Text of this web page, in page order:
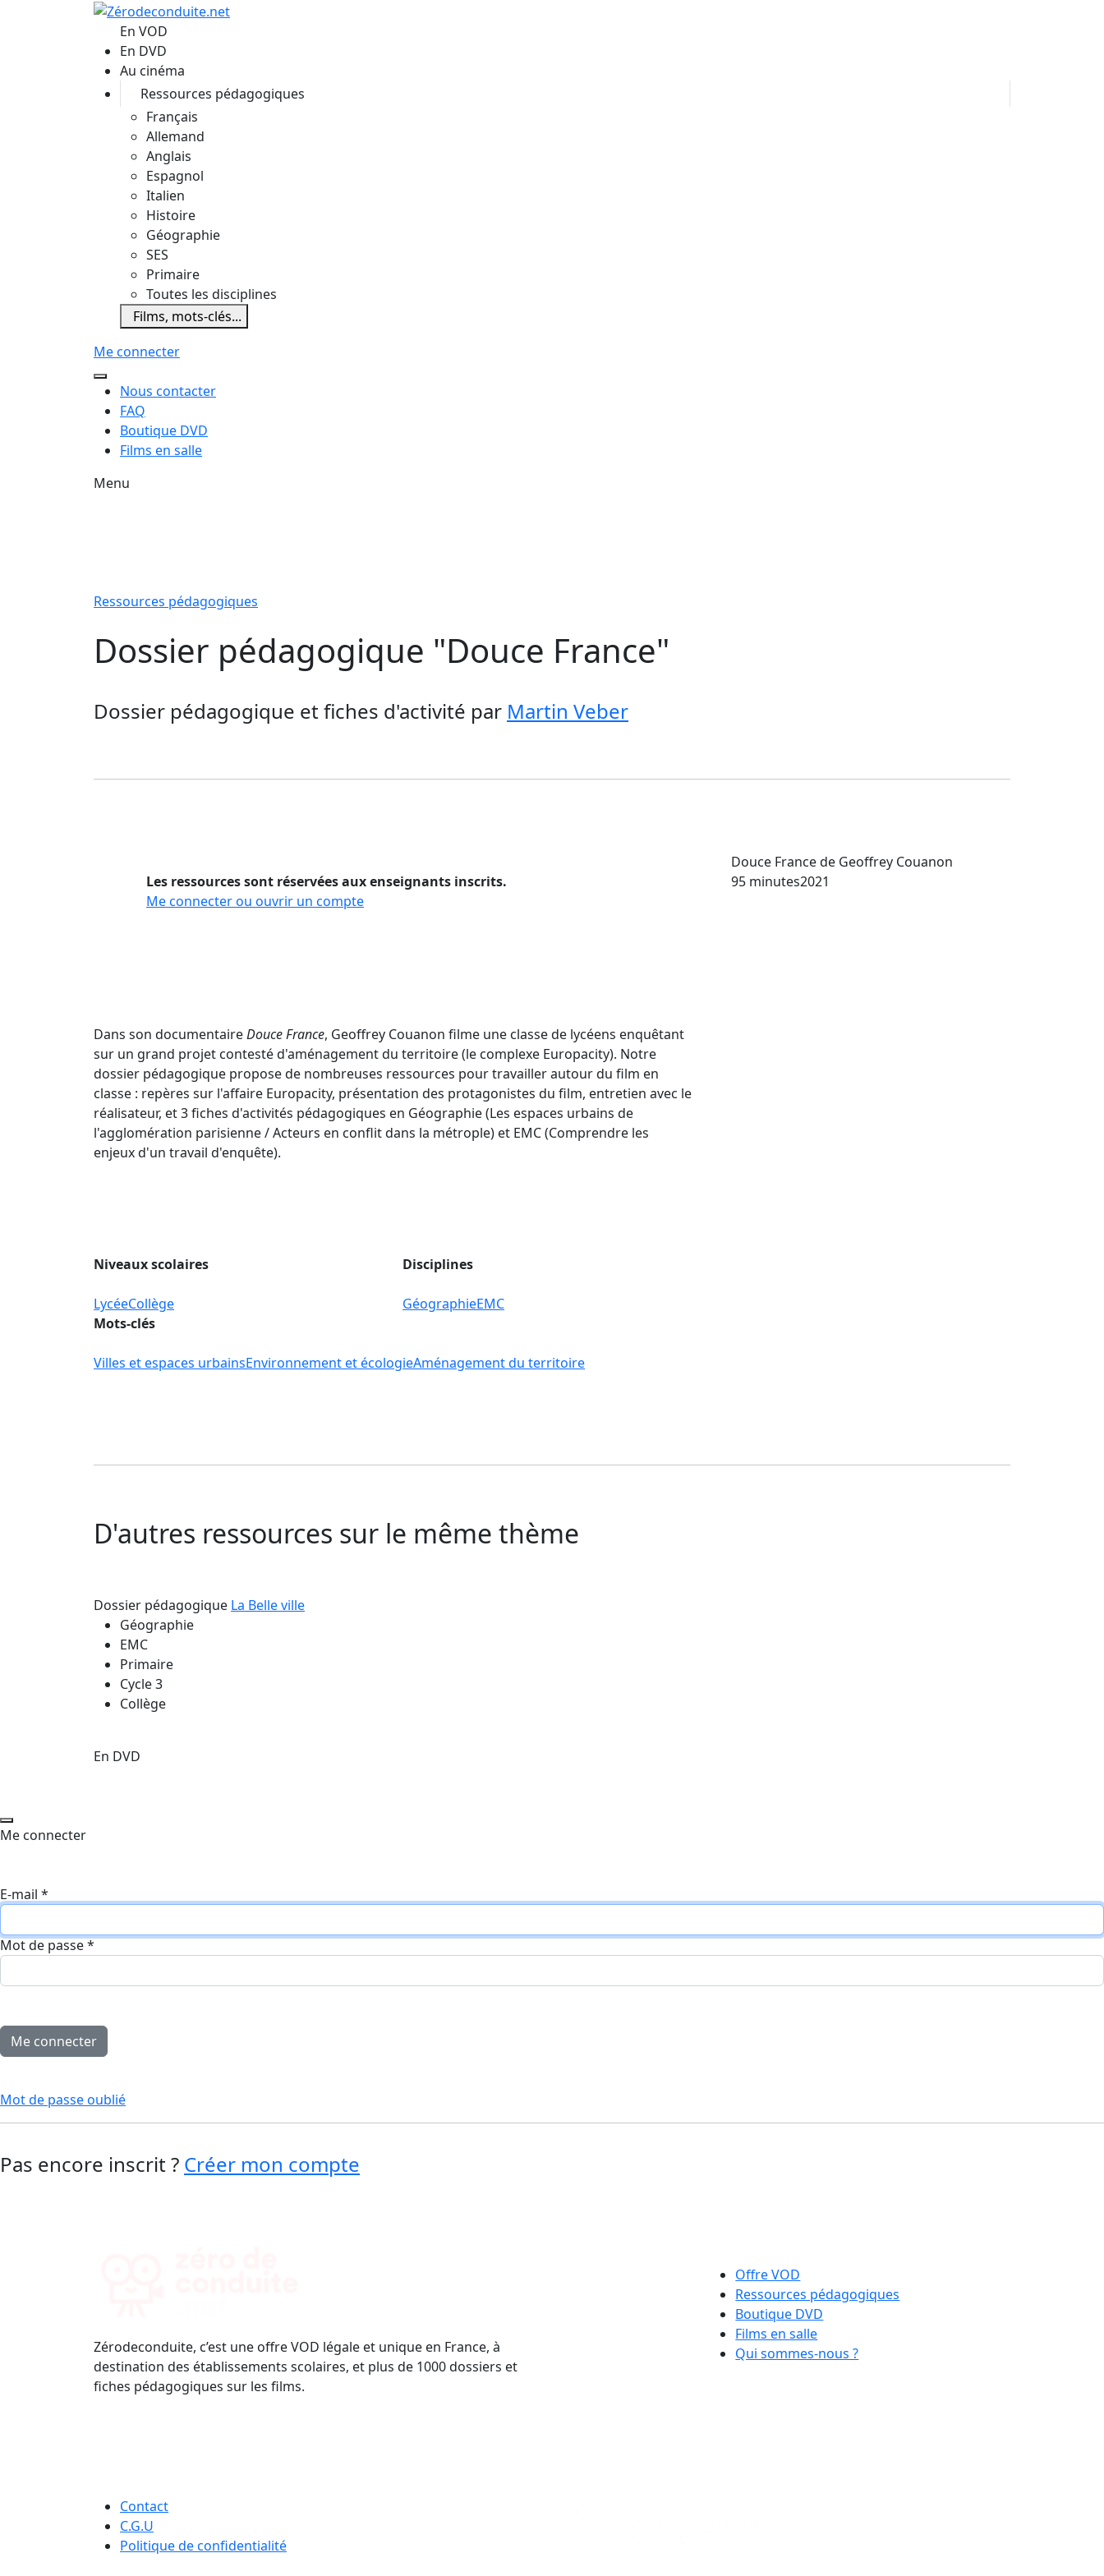
Aller au contenu principal
En VOD
En DVD
Au cinéma
Ressources pédagogiques
Français
Allemand
Anglais
Espagnol
Italien
Histoire
Géographie
SES
Primaire
Toutes les disciplines
Films, mots-clés...
Me connecter
Nous contacter
FAQ
Boutique DVD
Films en salle
Menu
Ressources pédagogiques
Dossier pédagogique "Douce France"
Dossier pédagogique et fiches d'activité par Martin Veber
Les ressources sont réservées aux enseignants inscrits.
Me connecter ou ouvrir un compte
Dans son documentaireDouce France, Geoffrey Couanon filme une classe de lycéens enquêtant
sur un grand projet contesté d'aménagement du territoire (le complexe Europacity). Notre
dossier pédagogique propose de nombreuses ressources pour travailler autour du film en
classe : repères sur l'affaire Europacity, présentation des protagonistes du film, entretien avec le
réalisateur, et 3 fiches d'activités pédagogiques en Géographie (Les espaces urbains de
l'agglomération parisienne / Acteurs en conflit dans la métrople) et EMC (Comprendre les
enjeux d'un travail d'enquête).
Niveaux scolaires
LycéeCollège
Disciplines
GéographieEMC
Mots-clés
Villes et espaces urbainsEnvironnement et écologieAménagement du territoire
Douce Francede Geoffrey Couanon
95 minutes2021
D'autres ressources sur le même thème
Dossier pédagogique La Belle ville
Géographie
EMC
Primaire
Cycle 3
Collège
En DVD
Me connecter
E-mail *
Mot de passe*
Mot de passe oublié
Pas encore inscrit ? Créer mon compte
Zérodeconduite, c’est une offre VOD légale et unique en France, à
destination des établissements scolaires, et plus de 1000 dossiers et
fiches pédagogiques sur les films.
Offre VOD
Ressources pédagogiques
Boutique DVD
Films en salle
Qui sommes-nous ?
Contact
C.G.U
Politique de confidentialité